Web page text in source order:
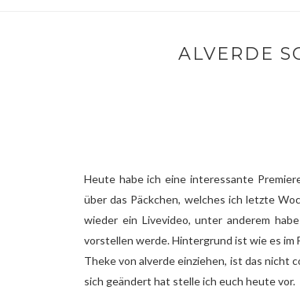
ALVERDE
Heute habe ich eine interessante
über das Päckchen, welches ich letzte
wieder ein Livevideo, unter anderem
vorstellen werde. Hintergrund ist wie es im
Theke von alverde einziehen, ist das nicht
sich geändert hat stelle ich euch heute vor.